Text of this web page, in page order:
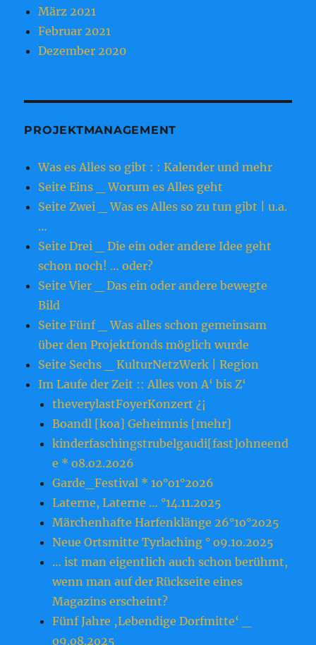
März 2021
Februar 2021
Dezember 2020
PROJEKTMANAGEMENT
Was es Alles so gibt : : Kalender und mehr
Seite Eins _ Worum es Alles geht
Seite Zwei _ Was es Alles so zu tun gibt | u.a.
…
Seite Drei _ Die ein oder andere Idee geht
schon noch! … oder?
Seite Vier _ Das ein oder andere bewegte
Bild
Seite Fünf _ Was alles schon gemeinsam
über den Projektfonds möglich wurde
Seite Sechs _ KulturNetzWerk | Region
Im Laufe der Zeit :: Alles von A‘ bis Z‘
theverylastFoyerKonzert ¿¡
Boandl [koa] Geheimnis [mehr]
kinderfaschingstrubelgaudi[fast]ohneend
e * o8.o2.2o26
Garde_Festival * 1o°o1°2o26
Laterne, Laterne … °14.11.2o25
Märchenhafte Harfenklänge 26°1o°2o25
Neue Ortsmitte Tyrlaching ° o9.1o.2o25
… ist man eigentlich auch schon berühmt,
wenn man auf der Rückseite eines
Magazins erscheint?
Fünf Jahre ‚Lebendige Dorfmitte‘ _
o9.o8.2o25